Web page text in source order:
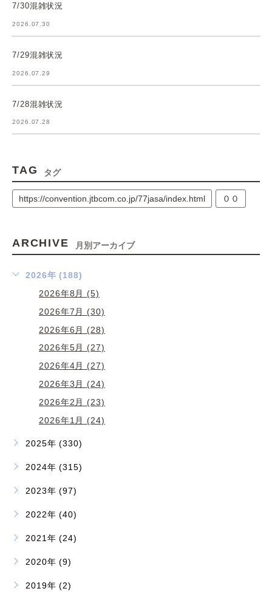
7/30混雑状況
2026.07.30
7/29混雑状況
2026.07.29
7/28混雑状況
2026.07.28
TAG タグ
https://convention.jtbcom.co.jp/77jasa/index.html ００
ARCHIVE 月別アーカイブ
2026年 (188)
2026年8月 (5)
2026年7月 (30)
2026年6月 (28)
2026年5月 (27)
2026年4月 (27)
2026年3月 (24)
2026年2月 (23)
2026年1月 (24)
2025年 (330)
2024年 (315)
2023年 (97)
2022年 (40)
2021年 (24)
2020年 (9)
2019年 (2)